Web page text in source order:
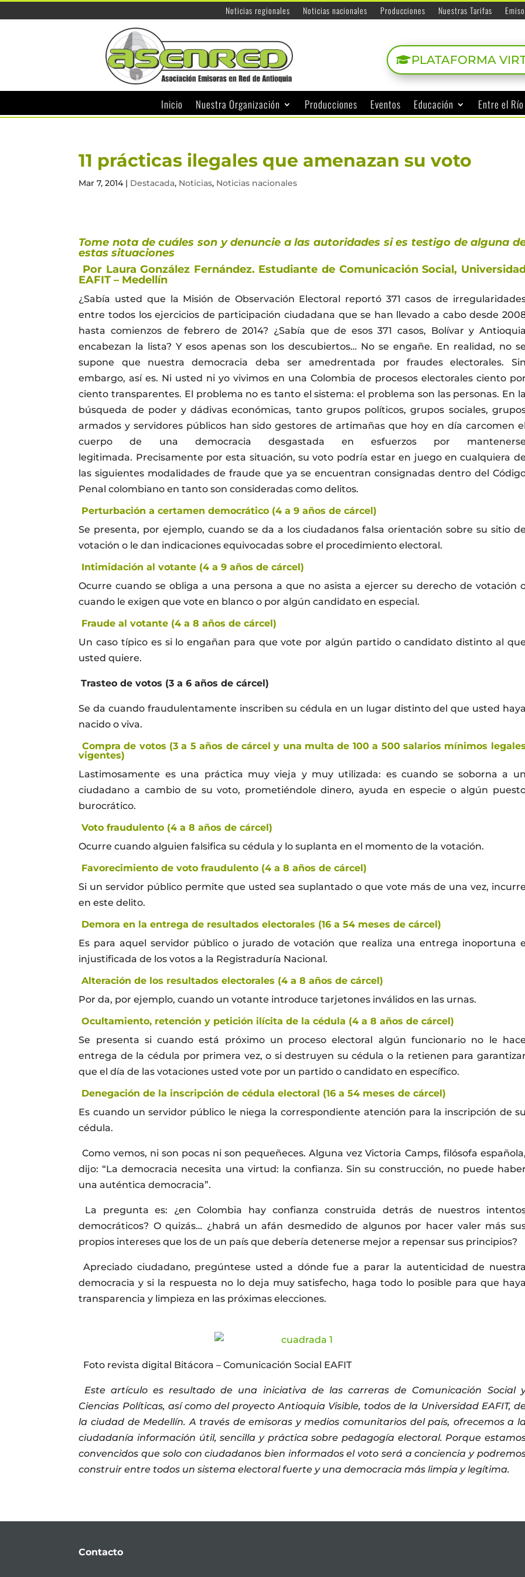
Noticias regionales Noticias nacionales Producciones Nuestras Tarifas
PLATAFORMA
Inicio Nuestra Organización Producciones Eventos Educación Entre el
11 prácticas ilegales que amenazan su voto
Mar 7, 2014| Destacada, Noticias, Noticias nacionales
Tome nota de cuáles son y denuncie a las autoridades si es testigo de alguna
estas situaciones
Por Laura González Fernández. Estudiante de Comunicación Social,
EAFIT – Medellín
¿Sabía usted que la Misión de Observación Electoral reportó 371 casos de
entre todos los ejercicios de participación ciudadana que se han llevado a cabo desde
hasta comienzos de febrero de 2014? ¿Sabía que de esos 371 casos, Bolívar y Antioquia
encabezan la lista? Y esos apenas son los descubiertos… No se engañe. En realidad, no se
supone que nuestra democracia deba ser amedrentada por fraudes electorales. Sin
embargo, así es. Ni usted ni yo vivimos en una Colombia de procesos electorales ciento por
ciento transparentes. El problema no es tanto el sistema: el problema son las personas. En la
búsqueda de poder y dádivas económicas, tanto grupos políticos, grupos sociales,
armados y servidores públicos han sido gestores de artimañas que hoy en día carcomen el
cuerpo de una democracia desgastada en esfuerzos por mantenerse
legitimada. Precisamente por esta situación, su voto podría estar en juego en cualquiera de
las siguientes modalidades de fraude que ya se encuentran consignadas dentro del
Penal colombiano en tanto son consideradas como delitos.
Perturbación a certamen democrático (4 a 9 años de cárcel)
Se presenta, por ejemplo, cuando se da a los ciudadanos falsa orientación sobre su sitio de
votación o le dan indicaciones equivocadas sobre el procedimiento electoral.
Intimidación al votante (4 a 9 años de cárcel)
Ocurre cuando se obliga a una persona a que no asista a ejercer su derecho de votación
cuando le exigen que vote en blanco o por algún candidato en especial.
Fraude al votante (4 a 8 años de cárcel)
Un caso típico es si lo engañan para que vote por algún partido o candidato distinto al que
usted quiere.
Trasteo de votos (3 a 6 años de cárcel)
Se da cuando fraudulentamente inscriben su cédula en un lugar distinto del que usted haya
nacido o viva.
Compra de votos (3 a 5 años de cárcel y una multa de 100 a 500 salarios mínimos legales
vigentes)
Lastimosamente es una práctica muy vieja y muy utilizada: es cuando se soborna a un
ciudadano a cambio de su voto, prometiéndole dinero, ayuda en especie o algún
burocrático.
Voto fraudulento (4 a 8 años de cárcel)
Ocurre cuando alguien falsifica su cédula y lo suplanta en el momento de la votación.
Favorecimiento de voto fraudulento (4 a 8 años de cárcel)
Si un servidor público permite que usted sea suplantado o que vote más de una vez, incurre
en este delito.
Demora en la entrega de resultados electorales (16 a 54 meses de cárcel)
Es para aquel servidor público o jurado de votación que realiza una entrega inoportuna e
injustificada de los votos a la Registraduría Nacional.
Alteración de los resultados electorales (4 a 8 años de cárcel)
Por da, por ejemplo, cuando un votante introduce tarjetones inválidos en las urnas.
Ocultamiento, retención y petición ilícita de la cédula (4 a 8 años de cárcel)
Se presenta si cuando está próximo un proceso electoral algún funcionario no le hace
entrega de la cédula por primera vez, o si destruyen su cédula o la retienen para garantizar
que el día de las votaciones usted vote por un partido o candidato en específico.
Denegación de la inscripción de cédula electoral (16 a 54 meses de cárcel)
Es cuando un servidor público le niega la correspondiente atención para la inscripción de su
cédula.
Como vemos, ni son pocas ni son pequeñeces. Alguna vez Victoria Camps, filósofa española,
dijo: “La democracia necesita una virtud: la confianza. Sin su construcción, no puede haber
una auténtica democracia”.
La pregunta es: ¿en Colombia hay confianza construida detrás de nuestros
democráticos? O quizás… ¿habrá un afán desmedido de algunos por hacer valer más
propios intereses que los de un país que debería detenerse mejor a repensar sus principios?
Apreciado ciudadano, pregúntese usted a dónde fue a parar la autenticidad de nuestra
democracia y si la respuesta no lo deja muy satisfecho, haga todo lo posible para que haya
transparencia y limpieza en las próximas elecciones.
Foto revista digital Bitácora – Comunicación Social EAFIT
Este artículo es resultado de una iniciativa de las carreras de Comunicación Social
Ciencias Políticas, así como del proyecto Antioquia Visible, todos de la Universidad EAFIT,
la ciudad de Medellín.A través de emisoras y medios comunitarios del país, ofrecemos a
ciudadanía información útil, sencilla y práctica sobre pedagogía electoral. Porque
convencidos que solo con ciudadanos bien informados el voto será a conciencia y
construir entre todos un sistema electoral fuerte y una democracia más limpia y legítima.
Contacto